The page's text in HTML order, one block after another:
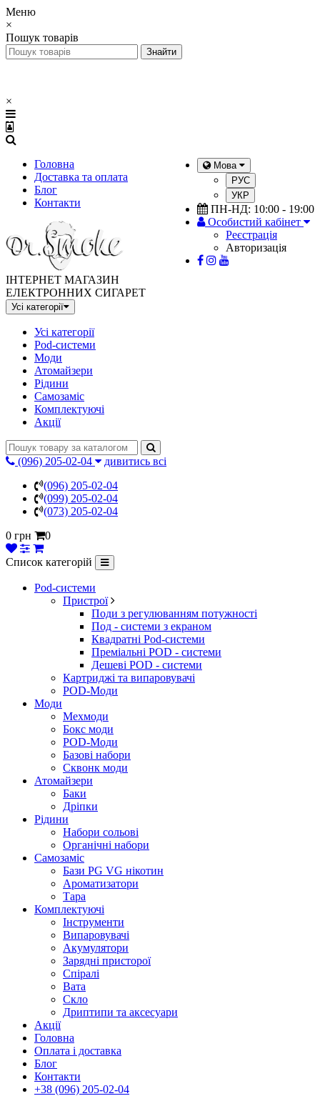
Меню
×
Пошук товарів
×
Головна
Доставка та оплата
Блог
Контакти
Мова
РУС
УКР
ПН-НД: 10:00 - 19:00
Особистий кабінет
Реєстрація
Авторизація
ІНТЕРНЕТ МАГАЗИН
ЕЛЕКТРОННИХ СИГАРЕТ
Усі категорії
Усі категорії
Pod-системи
Моди
Атомайзери
Рідини
Самозаміс
Комплектуючі
Акції
(096) 205-02-04
дивитись всі
(096) 205-02-04
(099) 205-02-04
(073) 205-02-04
0 грн
0
Список категорій
Pod-системи
Пристрої
Поди з регулюванням потужності
Под - системи з екраном
Квадратні Pod-системи
Преміальні POD - системи
Дешеві POD - системи
Картриджі та випаровувачі
POD-Моди
Моди
Мехмоди
Бокс моди
POD-Моди
Базові набори
Сквонк моди
Атомайзери
Баки
Дріпки
Рідини
Набори сольові
Органічні набори
Самозаміс
Бази PG VG нікотин
Ароматизатори
Тара
Комплектуючі
Інструменти
Випаровувачі
Акумулятори
Зарядні присторої
Спіралі
Вата
Скло
Дриптипи та аксесуари
Акції
Головна
Оплата і доставка
Блог
Контакти
+38 (096) 205-02-04